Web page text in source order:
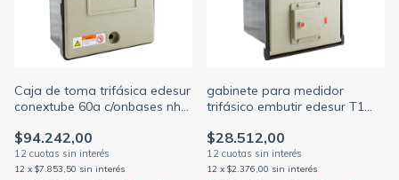
Caja de toma trifásica edesur
conextube 60a c/onbases nh
$94.242,00
12 x $7.853,50 sin interés
gabinete para medidor
trifásico embutir edesur T1
$28.512,00
12 x $2.376,00 sin interés